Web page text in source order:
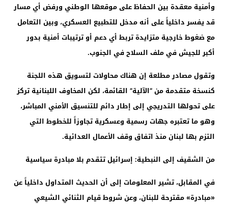
وأمنية معقدة بين الحفاظ على موقعها الوطني ورفض أي مسار
قد يفسر داخلياً على أنه مدخل للتطبيع العسكري، وبين التعامل
مع ضغوط خارجية متزايدة تربط أي دعم أو ترتيبات أمنية بدور
أكبر للجيش في ملف السلاح في الجنوب.
وتقول مصادر مطلعة إن هناك محاولات لتسويق هذه اللجنة
كنسخة متقدمة من “الآلية” القائمة، لكن المخاوف اللبنانية تركز
على تحولها التدريجي إلى إطار دائم للتنسيق الأمني ​​المباشر،
وهو ما تعتبره جهات رسمية وعسكرية تجاوزاً للخطوط التي
التزم بها لبنان منذ اتفاق وقف الأعمال العدائية.
من الشقيف إلى النبطية: إسرائيل تتقدم بلا مبادرة سياسية
في المقابل، تشير المعلومات إلى أن الحديث المتداول داخلياً عن
«مبادرة» مقترحة للبنان، وعن شروط قيام الثنائي الشيعي